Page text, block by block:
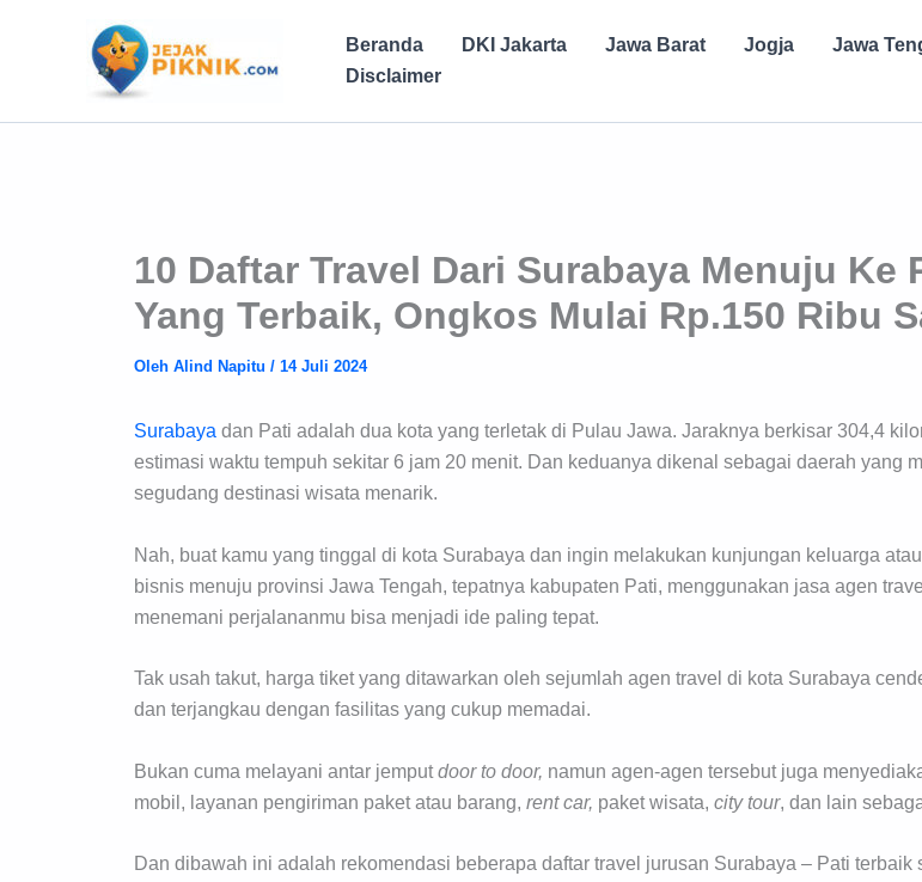
Beranda DKI Jakarta Jawa Barat Jogja Jawa
Disclaimer
10 Daftar Travel Dari Surabaya Menuju Ke
Yang Terbaik, Ongkos Mulai Rp.150 Ribu
Oleh Alind Napitu / 14 Juli 2024
Surabaya dan Pati adalah dua kota yang terletak di Pulau Jawa. Jaraknya berkisar 304,4
estimasi waktu tempuh sekitar 6 jam 20 menit. Dan keduanya dikenal sebagai daerah yang
segudang destinasi wisata menarik.
Nah, buat kamu yang tinggal di kota Surabaya dan ingin melakukan kunjungan keluarga
bisnis menuju provinsi Jawa Tengah, tepatnya kabupaten Pati, menggunakan jasa agen
menemani perjalananmu bisa menjadi ide paling tepat.
Tak usah takut, harga tiket yang ditawarkan oleh sejumlah agen travel di kota Surabaya
dan terjangkau dengan fasilitas yang cukup memadai.
Bukan cuma melayani antar jemputdoorto door, namun agen-agen tersebut juga
mobil, layanan pengiriman paket atau barang, rentcar, paket wisata, citytour, dan lain
Dan dibawah ini adalah rekomendasi beberapa daftar travel jurusan Surabaya – Pati terbaik